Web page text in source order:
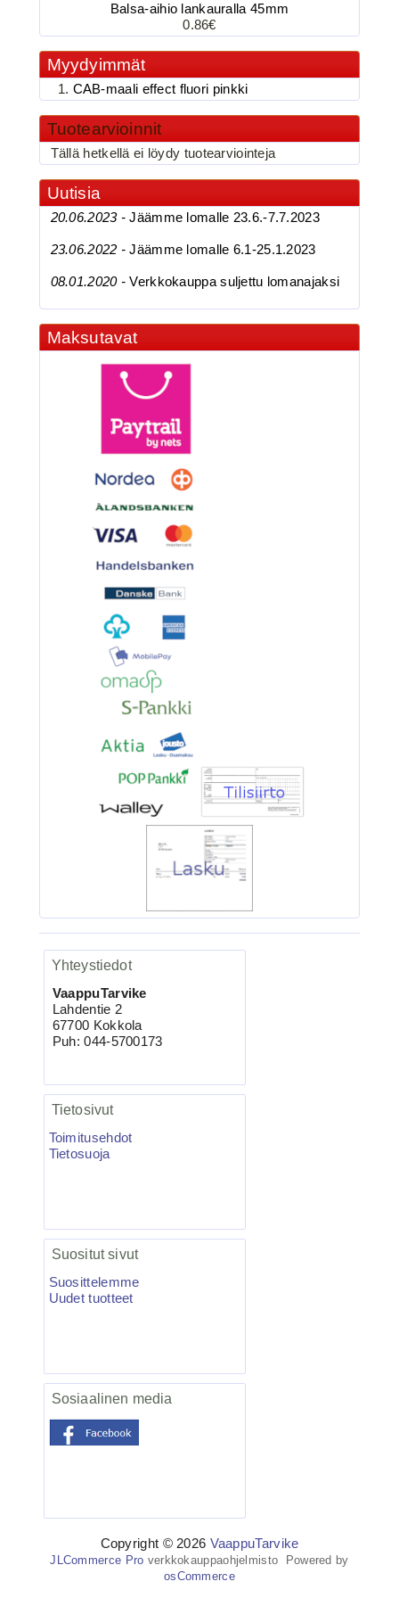
3.90€
BKK 6062-1X Black Ni...
BKK 6062-1X Black Nickel
Kolmihaarakoukku N.4
BKK 6062-1X Black Ni...
BKK 6062-1X Black Nickel
Kolmihaarakoukku N.6
3.90€
BKK 6062-1X Black Ni...
pehm. hehkutettu 0.8mm 35cm/30
VMC-7557 TI KAPTAIN 3X
4.95€
VMC-7557 TI Kolmihaa...
Balsa-aihio lankauralla 45mm
0.86€
Myydyimmät
CAB-maali effect fluori pinkki
Tuotearvioinnit
Tällä hetkellä ei löydy tuotearviointeja
Uutisia
20.06.2023 -Jäämme lomalle 23.6.-7.7.2023
23.06.2022 -Jäämme lomalle 6.1-25.1.2023
08.01.2020 -Verkkokauppa suljettu lomanajaksi
Maksutavat
Yhteystiedot
VaappuTarvike
Lahdentie 2
67700 Kokkola
Puh: 044-5700173
Tietosivut
Toimitusehdot
Tietosuoja
Suositut sivut
Suosittelemme
Uudet tuotteet
Sosiaalinen media
Copyright © 2026 VaappuTarvike
JLCommerce Pro verkkokauppaohjelmisto Powered by
osCommerce